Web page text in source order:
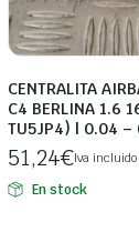
CENTRALITA
C4 BERLINA 1.6
TU5JP4) | 0.04 –
51,24€Iva incluido
En stock